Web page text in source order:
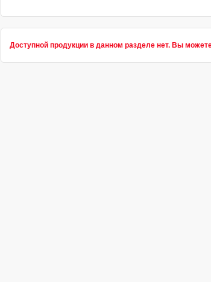
Доступной продукции в данном разделе нет. Вы